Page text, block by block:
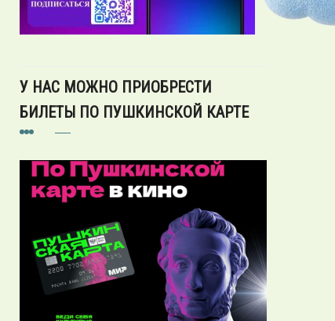
У НАС МОЖНО ПРИОБРЕСТИ
БИЛЕТЫ ПО ПУШКИНСКОЙ КАРТЕ